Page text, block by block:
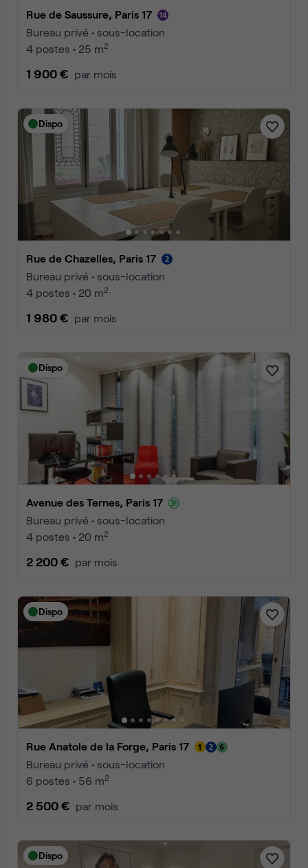
Rue de Saussure, Paris 17
Bureau privé • sous-location
4 postes • 25 m2
1 900 € par mois
Dispo
Rue de Chazelles, Paris 17
Bureau privé • sous-location
4 postes • 20 m2
1 980 € par mois
Dispo
Avenue des Ternes, Paris 17
Bureau privé • sous-location
4 postes • 20 m2
2 200 € par mois
Dispo
Rue Anatole de la Forge, Paris 17
Bureau privé • sous-location
6 postes • 56 m2
2 500 € par mois
Dispo